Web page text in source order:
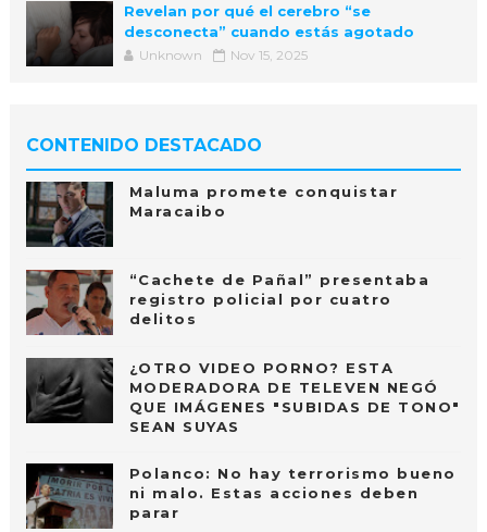
Revelan por qué el cerebro “se
desconecta” cuando estás agotado
Unknown Nov 15, 2025
CONTENIDO DESTACADO
Maluma promete conquistar
Maracaibo
“Cachete de Pañal” presentaba
registro policial por cuatro
delitos
¿OTRO VIDEO PORNO? ESTA
MODERADORA DE TELEVEN NEGÓ
QUE IMÁGENES "SUBIDAS DE TONO"
SEAN SUYAS
Polanco: No hay terrorismo bueno
ni malo. Estas acciones deben
parar